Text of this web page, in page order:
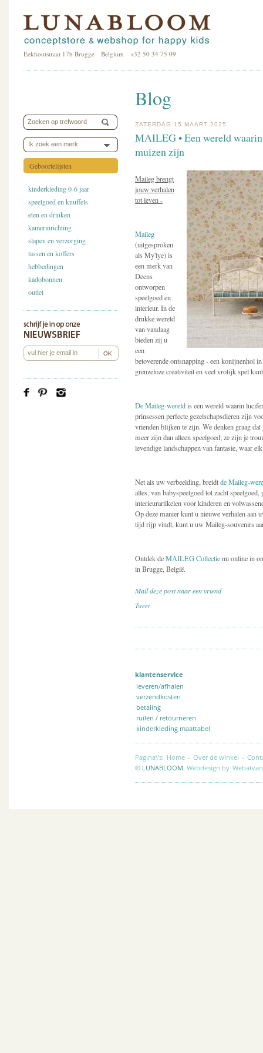
Eekhoutstraat 17b Brugge Belgium +32 50 34 75 09
Ik zoek een merk
Geboortelijsten
kinderkleding 0-6 jaar
speelgoed en knuffels
eten en drinken
kamerinrichting
slapen en verzorging
tassen en koffers
hebbedingen
kadobonnen
outlet
Blog
ZATERDAG 15 MAART 2025
MAILEG • Een wereld
muizen zijn
Maileg brengt
jouw verhalen
tot leven -
Maileg
(uitgesproken
als My'lye) is
een merk van
Deens
ontworpen
speelgoed en
interieur. In de
drukke wereld
van vandaag
bieden zij u
een
betoverende ontsnapping - een konijnenhol
grenzeloze creativiteit en veel vrolijk spel
De Maileg-wereldis een wereld waarin
prinsessen perfecte gezelschapsdieren zijn
vrienden blijken te zijn. We denken graag
meer zijn dan alleen speelgoed; ze zijn je
levendige landschappen van fantasie, waar
Net als uw verbeelding, breidtde Maileg-
alles, van babyspeelgoed tot zacht
interieurartikelen voor kinderen en
Op deze manier kunt u nieuwe verhalen aan
tijd rijp vindt, kunt u uw Maileg-souvenirs
Ontdek deMAILEG Collectienu online in
in Brugge, België.
Mail deze post naar een vriend
Tweet
klantenservice
leveren/afhalen
verzendkosten
betaling
ruilen / retourneren
kinderkleding maattabel
Pagina\'s: Home - Over de winkel -
© LUNABLOOM. Webdesign by